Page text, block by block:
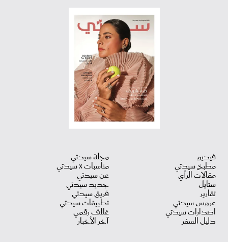
فيديو
مطبخ سيدتي
مقالات الرأي
ستايل
تقارير
عروس سيدتي
اصدارات سيدتي
دليل السفر
مجلة سيدتي
مناسبات X سيدتي
عن سيدتي
جديد سيدتي
فريق سيدتي
تطبيقات سيدتي
غلاف رقمي
آخر الأخبار